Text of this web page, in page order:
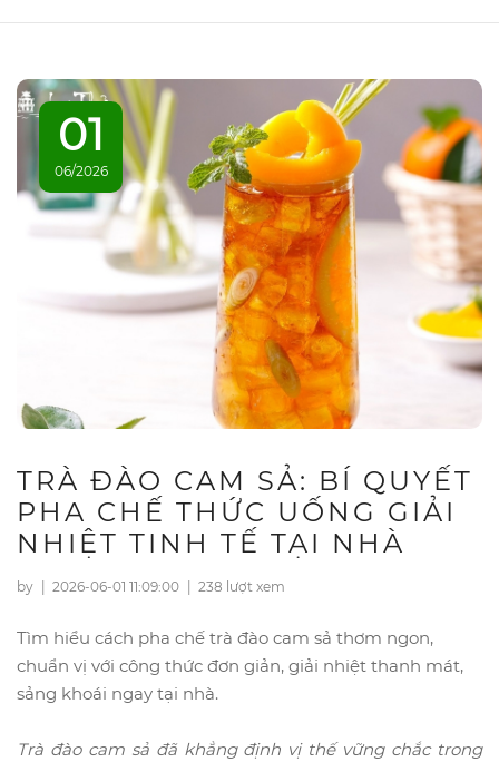
01
06/2026
TRÀ ĐÀO CAM SẢ: BÍ QUYẾT
PHA CHẾ THỨC UỐNG GIẢI
NHIỆT TINH TẾ TẠI NHÀ
by | 2026-06-01 11:09:00 | 238 lượt xem
Tìm hiểu cách pha chế trà đào cam sả thơm ngon,
chuẩn vị với công thức đơn giản, giải nhiệt thanh mát,
sảng khoái ngay tại nhà.
Trà đào cam sả đã khẳng định vị thế vững chắc trong